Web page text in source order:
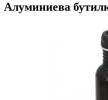
Алуминиева